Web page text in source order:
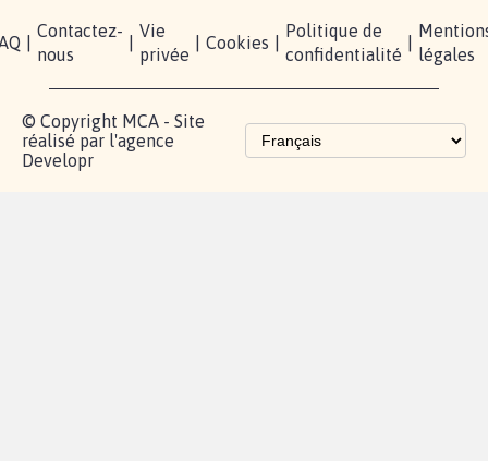
Contactez-
nous
Vie
privée
Cookies
Politique de
confidentialité
légales
© Copyright MCA - Site
réalisé par l'agence
Developr